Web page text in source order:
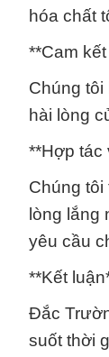
hóa chất
**Cam
Chúng
hài lòng
**Hợp tác
Chúng
lòng lắng
yêu cầu
**Kết
Đắc
suốt thời